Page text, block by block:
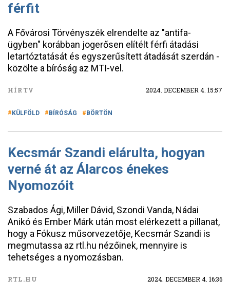
férfit
A Fővárosi Törvényszék elrendelte az "antifa-
ügyben" korábban jogerősen elítélt férfi átadási
letartóztatását és egyszerűsített átadását szerdán -
közölte a bíróság az MTI-vel.
HÍRTV 2024. DECEMBER 4. 15:57
KÜLFÖLD BÍRÓSÁG BÖRTÖN
Kecsmár Szandi elárulta, hogyan
verné át az Álarcos énekes
Nyomozóit
Szabados Ági, Miller Dávid, Szondi Vanda, Nádai
Anikó és Ember Márk után most elérkezett a pillanat,
hogy a Fókusz műsorvezetője, Kecsmár Szandi is
megmutassa az rtl.hu nézőinek, mennyire is
tehetséges a nyomozásban.
RTL.HU 2024. DECEMBER 4. 16:36